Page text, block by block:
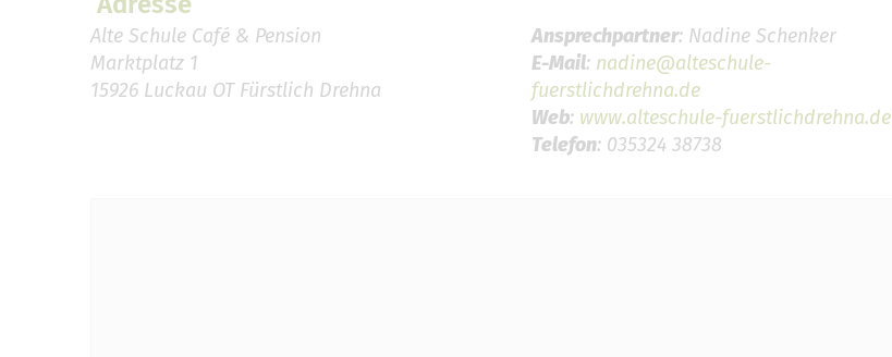
Alte Schule Café & Pension
Marktplatz 1
15926 Luckau OT Fürstlich Drehna
Ansprechpartner: Nadine Schenker
E-Mail: nadine@alteschule-
fuerstlichdrehna.de
Web: www.alteschule-fuerstlichdrehna.de
Telefon: 035324 38738